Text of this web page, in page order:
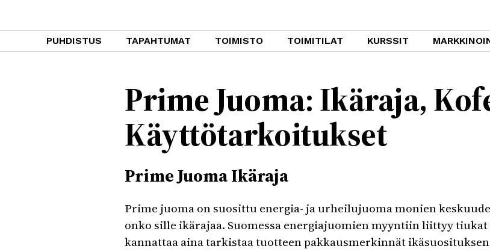
PUHDISTUS TAPAHTUMAT TOIMISTO TOIMITILAT KURSSIT
Prime Juoma: Ikäraja,
Käyttötarkoitukset
Prime Juoma Ikäraja
Prime juoma on suosittu energia- ja urheilujuoma monien
onko sille ikärajaa. Suomessa energiajuomien myyntiin liittyy
kannattaa aina tarkistaa tuotteen pakkausmerkinnät